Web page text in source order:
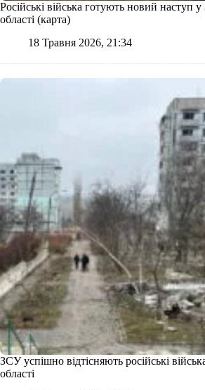
Російські війська готують новий наступ у
області (карта)
18 Травня 2026, 21:34
ЗСУ успішно відтісняють російські
області